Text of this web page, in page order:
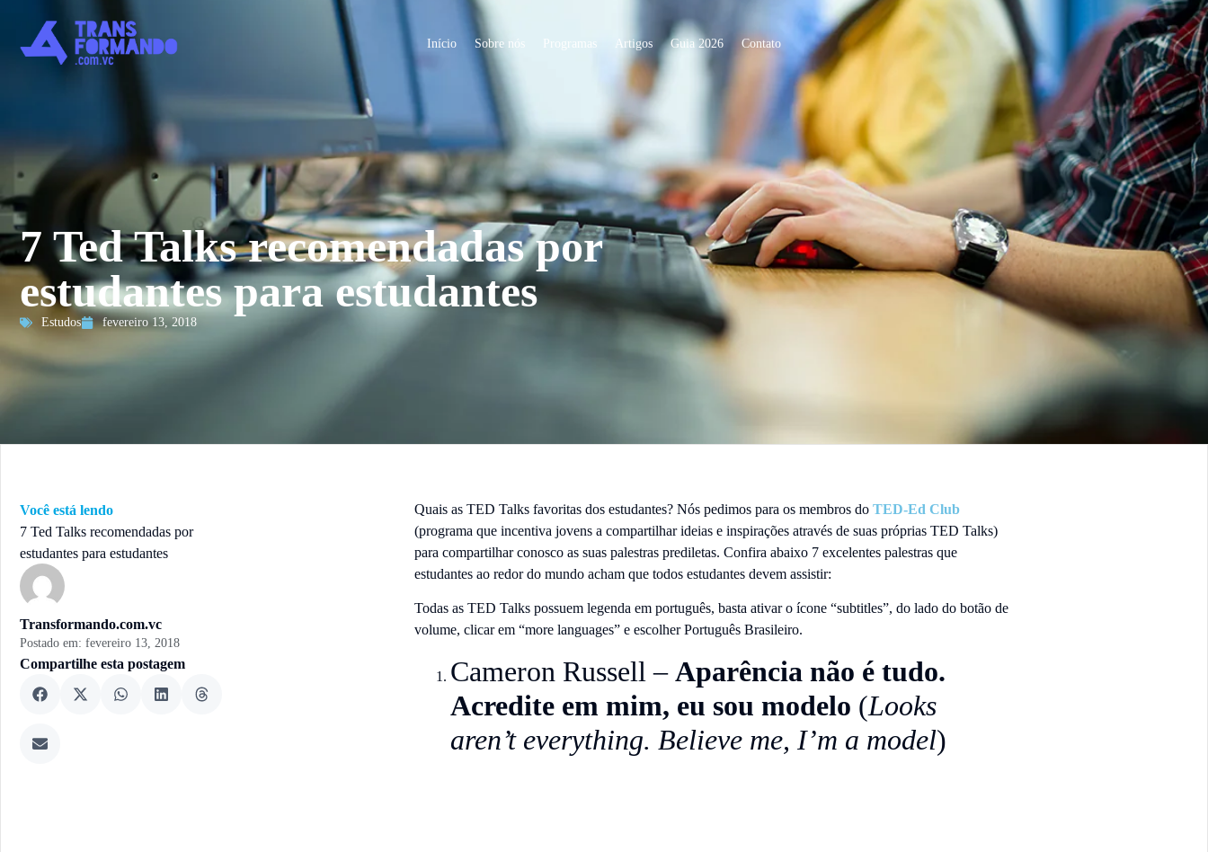
Início Sobre nós Programas Artigos Guia 2026 Contato
7 Ted Talks recomendadas por
estudantes para estudantes
Estudos fevereiro 13, 2018
Você está lendo
7 Ted Talks recomendadas por
estudantes para estudantes
Transformando.com.vc
Postado em: fevereiro 13, 2018
Compartilhe esta postagem
Quais as TED Talks favoritas dos estudantes? Nós pedimos para os membros do TED-Ed Club
(programa que incentiva jovens a compartilhar ideias e inspirações através de suas próprias TED Talks)
para compartilhar conosco as suas palestras prediletas. Confira abaixo 7 excelentes palestras que
estudantes ao redor do mundo acham que todos estudantes devem assistir:
Todas as TED Talks possuem legenda em português, basta ativar o ícone “subtitles”, do lado do botão de
volume, clicar em “more languages” e escolher Português Brasileiro.
Cameron Russell –Aparência não é tudo.
Acredite em mim, eu sou modelo (Looks
aren’t everything. Believe me, I’m a model)